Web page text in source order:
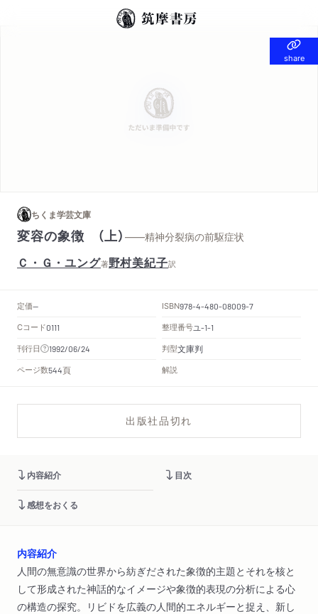
share
share
ちくま学芸文庫
変容の象徴 （上）——精神分裂病の前駆症状
Ｃ・Ｇ・ユング著野村美紀子訳
定価-- ISBN978-4-480-08009-7
Cコード0111 整理番号ユ-1-1
刊行日 1992/06/24 判型文庫判
ページ数544頁 解説
出版社品切れ
内容紹介 目次
感想をおくる
内容紹介
人間の無意識の世界から紡ぎだされた象徴的主題とそれを核と
して形成された神話的なイメージや象徴的表現の分析による心
の構造の探究。リビドを広義の人間的エネルギーと捉え、新し